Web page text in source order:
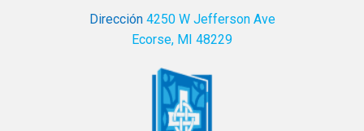
Dirección 4250 W Jefferson Ave
Ecorse, MI 48229